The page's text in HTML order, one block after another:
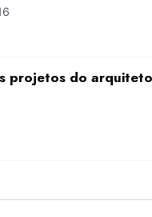
projetos do